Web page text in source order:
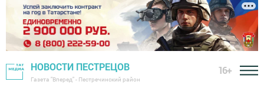
НОВОСТИ ПЕСТРЕЦОВ
Газета "Вперед" - Пестречинский район
16+